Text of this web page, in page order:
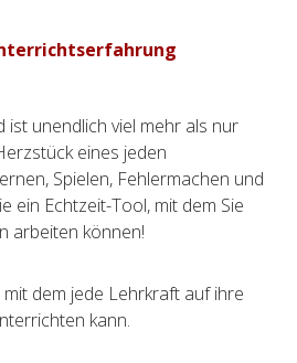
ist unendlich viel mehr als nur
eines jeden
Spielen, Fehlermachen und
ein Echtzeit-Tool, mit dem Sie
arbeiten können!
dem jede Lehrkraft auf ihre
kann.
Grenzen
klassische Ort, an dem Lernen
Classroom kann jetzt jeder
- egal wo sie sich befinden.